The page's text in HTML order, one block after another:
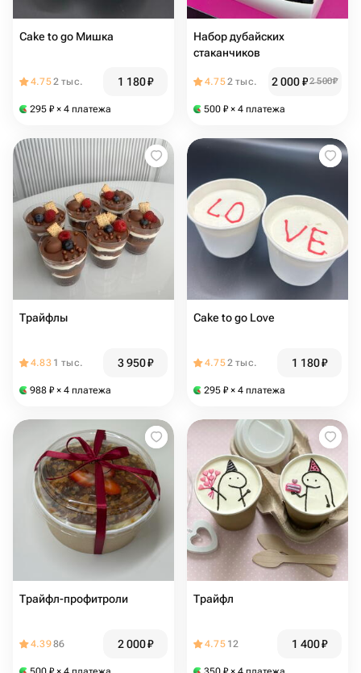
Cake to go Мишка
4.752 тыс. 1 180₽
295 ₽ × 4 платежа
Набор дубайских
стаканчиков
4.752 тыс. 2 000₽2 500₽
500 ₽ × 4 платежа
Трайфлы
4.83 1 тыс. 3 950₽
988 ₽ × 4 платежа
Cake to go Love
4.752 тыс. 1 180₽
295 ₽ × 4 платежа
Трайфл-профитроли
4.3986 2 000₽
Трайфл
4.75 12 1 400₽